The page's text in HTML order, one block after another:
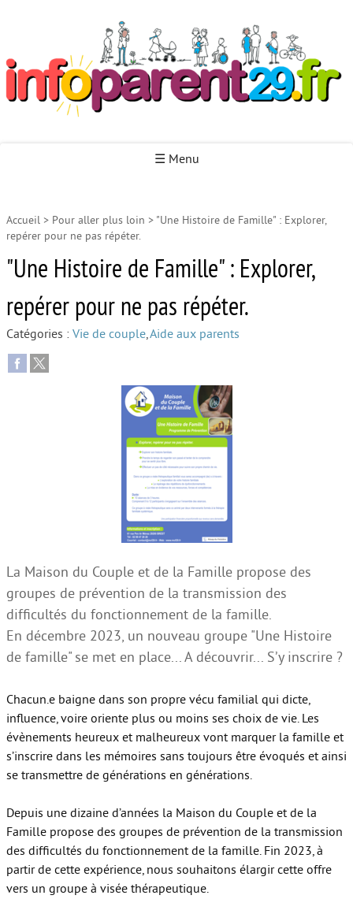
☰ Menu
Accueil
Autour de l’enfance
Protéger les enfants
Face au handicap
Face au deuil
Sortir en famille
Vie de couple
Aide aux parents
Place aux grands-parents
Accueil > Pour aller plus loin > "Une Histoire de Famille" : Explorer,
repérer pour ne pas répéter.
"Une Histoire de Famille" : Explorer,
repérer pour ne pas répéter.
Catégories : Vie de couple,Aide aux parents
La Maison du Couple et de la Famille propose des
groupes de prévention de la transmission des
difficultés du fonctionnement de la famille.
En décembre 2023, un nouveau groupe "Une Histoire
de famille" se met en place... A découvrir... S’y inscrire ?
Chacun.e baigne dans son propre vécu familial qui dicte,
influence, voire oriente plus ou moins ses choix de vie. Les
évènements heureux et malheureux vont marquer la famille et
s’inscrire dans les mémoires sans toujours être évoqués et ainsi
se transmettre de générations en générations.
Depuis une dizaine d’années la Maison du Couple et de la
Famille propose des groupes de prévention de la transmission
des difficultés du fonctionnement de la famille. Fin 2023, à
partir de cette expérience, nous souhaitons élargir cette offre
vers un groupe à visée thérapeutique.